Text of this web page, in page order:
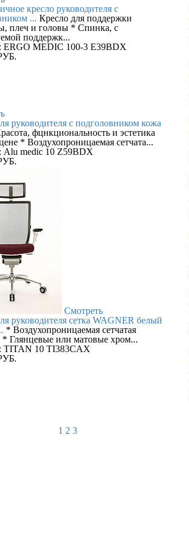
кресло руководителя с
... Кресло для поддержки
плеч и головы * Спинка, c
поддержк...
ERGO MEDIC 100-3 E39BDX
руководителя c подголовником кожа
фцнкциональность и эстетика
* Воздухопроницаемая сетчата...
Alu medic 10 Z59BDX
Смотреть
руководителя сетка WAGNER белый
* Воздухопроницаемая сетчатая
Глянцевые или матовые хром...
TITAN 10 TI383CAX
1 2 3